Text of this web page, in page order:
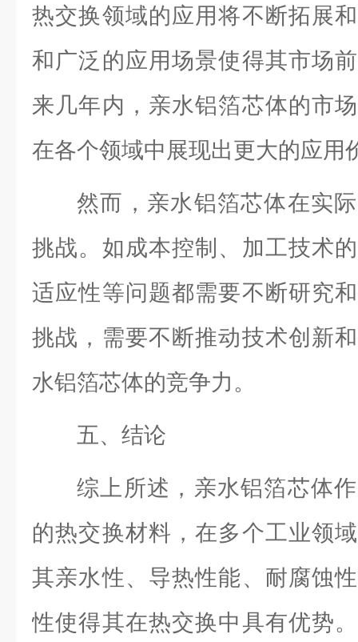
热交换领域的应用将不断拓展
和广泛的应用场景使得其市场
来几年内，亲水铝箔芯体的市
在各个领域中展现出更大的应用
然而，亲水铝箔芯体在实
挑战。如成本控制、加工技术
适应性等问题都需要不断研究
挑战，需要不断推动技术创新
水铝箔芯体的竞争力。
五、结论
综上所述，亲水铝箔芯体
的热交换材料，在多个工业领
其亲水性、导热性能、耐腐蚀
性使得其在热交换中具有优势